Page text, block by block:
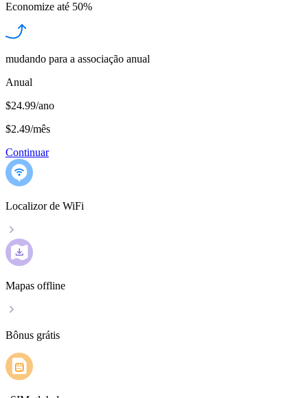
Economize até 50%
mudando para a associação anual
Anual
$24.99/ano
$2.49/mês
Continuar
Localizor de WiFi
Mapas offline
Bônus grátis